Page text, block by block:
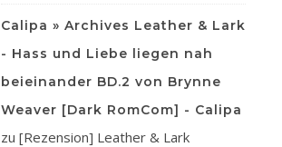
Calipa » Archives Leather & Lark
- Hass und Liebe liegen nah
beieinander BD.2 von Brynne
Weaver [Dark RomCom] - Calipa
zu [Rezension] Leather & Lark